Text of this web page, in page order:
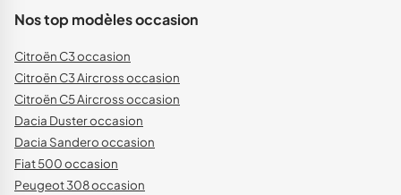
Nos top modèles occasion
Citroën C3 occasion
Citroën C3 Aircross occasion
Citroën C5 Aircross occasion
Dacia Duster occasion
Dacia Sandero occasion
Fiat 500 occasion
Peugeot 308 occasion